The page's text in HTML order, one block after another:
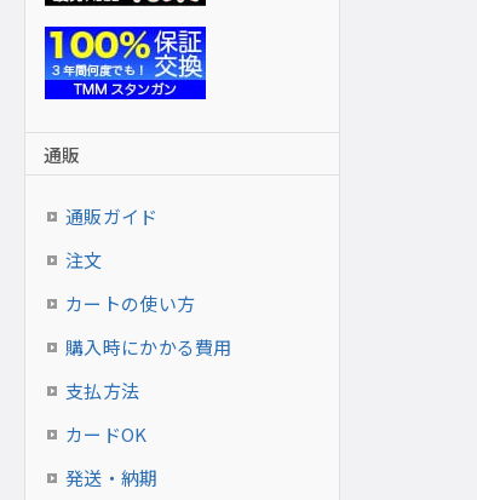
通販
通販ガイド
注文
カートの使い方
購入時にかかる費用
支払方法
カードOK
発送・納期